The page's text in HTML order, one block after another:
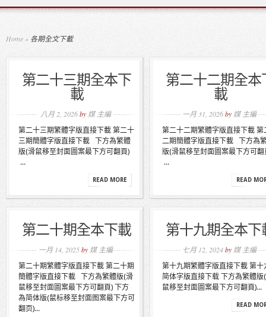
Home » 各期全文下載
第二十三期全本下
載
八月 2, 2026by 媒 主編
第二十三期繁體字版直接下載 第二十
三期簡體字版直接下載 下方為繁體
版(滑鼠移至封面圖案最下方可翻頁)
...
READ MORE
第二十二期全本
載
一月 31, 2026by 媒 主編
第二十二期繁體字版直接下載 第
二期簡體字版直接下載 下方為
版(滑鼠移至封面圖案最下方可翻
...
READ
第二十期全本下載
一月 14, 2025by 媒 主編
第二十期繁體字版直接下載 第二十期
簡體字版直接下載 下方為繁體版(滑
鼠移至封面圖案最下方可翻頁) 下方
為简体版(鼠标移至封面图案最下方可
翻页)...
第十九期全本下
七月 12, 2024by 媒 主編
第十九期繁體字版直接下載 第十
简体字版直接下载 下方為繁體版
鼠移至封面圖案最下方可翻頁)...
READ